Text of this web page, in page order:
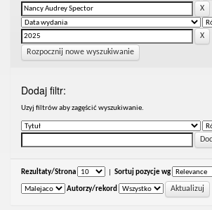
Rozpocznij nowe wyszukiwanie
Dodaj filtr:
Uzyj filtrów aby zagęścić wyszukiwanie.
Rezultaty/Strona Sortuj pozycje wg
Autorzy/rekord